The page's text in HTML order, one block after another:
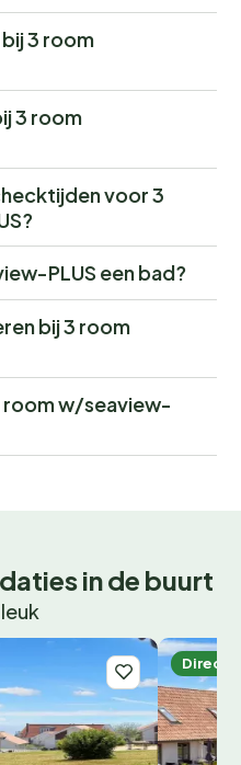
3 room
3 room
voor 3
PLUS een bad?
bij 3 room
room w/seaview-
in de buurt
Direct